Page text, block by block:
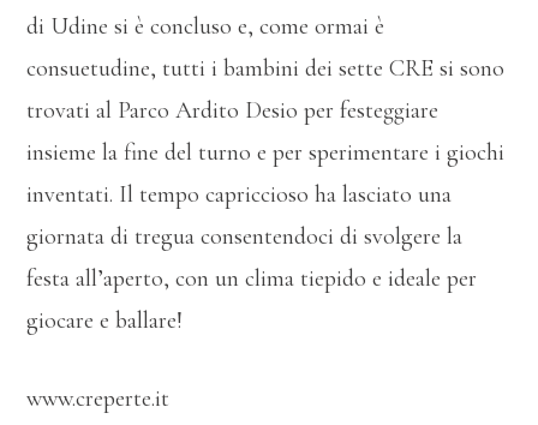
di Udine si è concluso e, come ormai è
consuetudine, tutti i bambini dei sette CRE si sono
trovati al Parco Ardito Desio per festeggiare
insieme la fine del turno e per sperimentare i giochi
inventati. Il tempo capriccioso ha lasciato una
giornata di tregua consentendoci di svolgere la
festa all’aperto, con un clima tiepido e ideale per
giocare e ballare!
www.creperte.it